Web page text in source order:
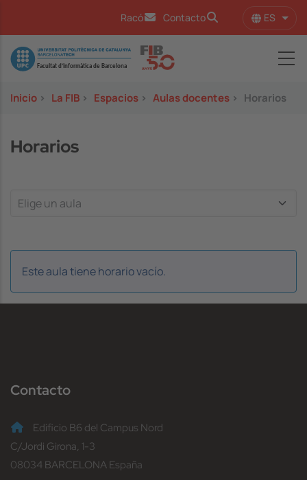
Racó Contacto ES
Image
Inicio > La FIB > Espacios > Aulas docentes > Horarios
Horarios
Este aula tiene horario vacío.
Contacto
Edificio B6 del Campus Nord
C/Jordi Girona, 1-3
08034 BARCELONA España